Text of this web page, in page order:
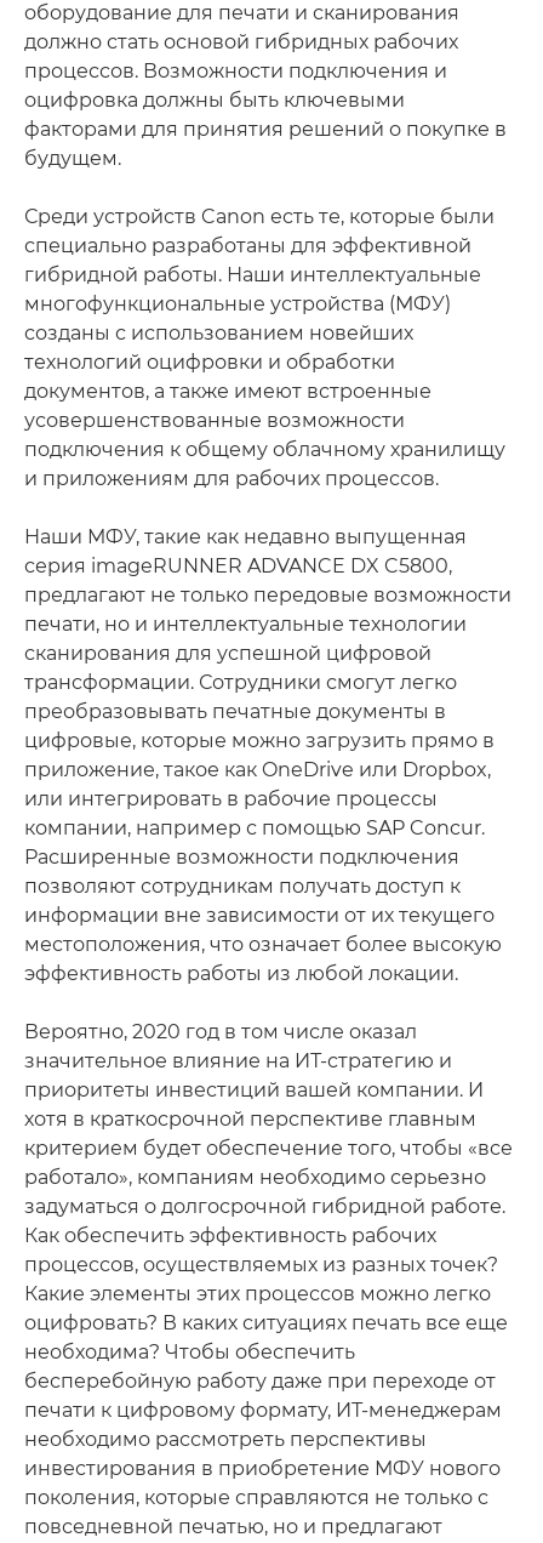
оборудование для печати и сканирования
должно стать основой гибридных рабочих
процессов. Возможности подключения и
оцифровка должны быть ключевыми
факторами для принятия решений о покупке в
будущем.
Среди устройств Canon есть те, которые были
специально разработаны для эффективной
гибридной работы. Наши интеллектуальные
многофункциональные устройства (МФУ)
созданы с использованием новейших
технологий оцифровки и обработки
документов, а также имеют встроенные
усовершенствованные возможности
подключения к общему облачному хранилищу
и приложениям для рабочих процессов.
Наши МФУ, такие как недавно выпущенная
серия imageRUNNER ADVANCE DX C5800,
предлагают не только передовые возможности
печати, но и интеллектуальные технологии
сканирования для успешной цифровой
трансформации. Сотрудники смогут легко
преобразовывать печатные документы в
цифровые, которые можно загрузить прямо в
приложение, такое как OneDrive или Dropbox,
или интегрировать в рабочие процессы
компании, например с помощью SAP Concur.
Расширенные возможности подключения
позволяют сотрудникам получать доступ к
информации вне зависимости от их текущего
местоположения, что означает более высокую
эффективность работы из любой локации.
Вероятно, 2020 год в том числе оказал
значительное влияние на ИТ-стратегию и
приоритеты инвестиций вашей компании. И
хотя в краткосрочной перспективе главным
критерием будет обеспечение того, чтобы «все
работало», компаниям необходимо серьезно
задуматься о долгосрочной гибридной работе.
Как обеспечить эффективность рабочих
процессов, осуществляемых из разных точек?
Какие элементы этих процессов можно легко
оцифровать? В каких ситуациях печать все еще
необходима? Чтобы обеспечить
бесперебойную работу даже при переходе от
печати к цифровому формату, ИТ-менеджерам
необходимо рассмотреть перспективы
инвестирования в приобретение МФУ нового
поколения, которые справляются не только с
повседневной печатью, но и предлагают